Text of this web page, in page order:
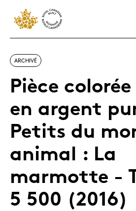
ARCHIVÉ
Pièce colorée
en argent
Petits du
animal : La
marmotte -
5 500 (2016)